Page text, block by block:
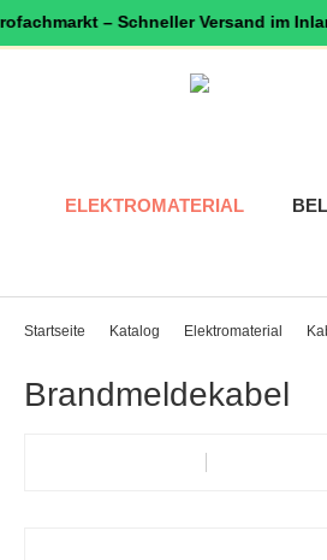
– Schneller Versand im Inland
ELEKTROMATERIAL
Startseite Katalog Elektromaterial
Brandmeldekabel